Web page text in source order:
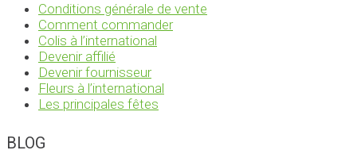
Conditions générale de vente
Comment commander
Colis à l’international
Devenir affilié
Devenir fournisseur
Fleurs à l’international
Les principales fêtes
BLOG